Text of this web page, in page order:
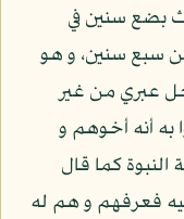
بضع سنين في
سبع سنين، و هو
عبري من غير
أنه أخوهم و
كما قال
فعرفهم و هم له